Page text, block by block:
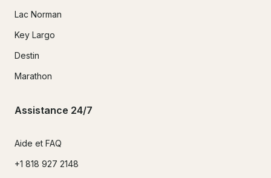
Lac Norman
Key Largo
Destin
Marathon
Assistance 24/7
Aide et FAQ
+1 818 927 2148